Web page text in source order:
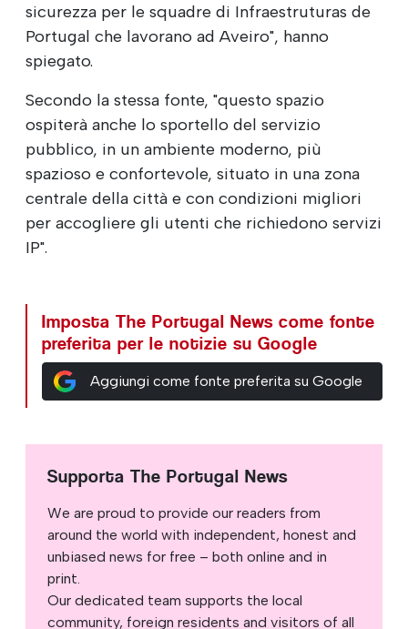
sicurezza per le squadre di Infraestruturas de
Portugal che lavorano ad Aveiro", hanno
spiegato.
Secondo la stessa fonte, "questo spazio
ospiterà anche lo sportello del servizio
pubblico, in un ambiente moderno, più
spazioso e confortevole, situato in una zona
centrale della città e con condizioni migliori
per accogliere gli utenti che richiedono servizi
IP".
Imposta The Portugal News come fonte
preferita per le notizie su Google
Aggiungi come fonte preferita su Google
Supporta The Portugal News
We are proud to provide our readers from
around the world with independent, honest and
unbiased news for free – both online and in
print.
Our dedicated team supports the local
community, foreign residents and visitors of all